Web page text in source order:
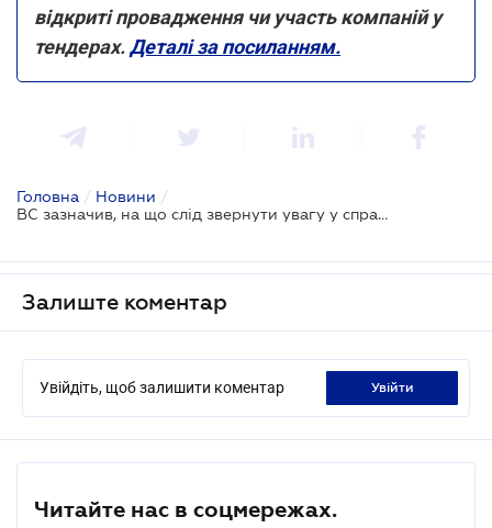
відкриті провадження чи участь компаній у
тендерах.Деталі за посиланням.
Головна / Новини /
ВС зазначив, на що слід звернути увагу у справах про звільнення співробітника при скороченні штату
Залиште коментар
Увійдіть, щоб залишити коментар увійти
Читайте нас в соцмережах.